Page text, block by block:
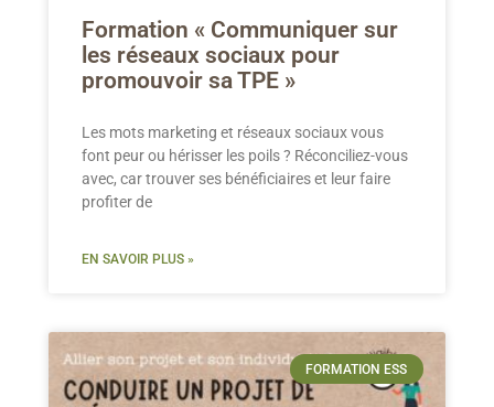
Formation « Communiquer sur
les réseaux sociaux pour
promouvoir sa TPE »
Les mots marketing et réseaux sociaux vous
font peur ou hérisser les poils ? Réconciliez-vous
avec, car trouver ses bénéficiaires et leur faire
profiter de
EN SAVOIR PLUS »
FORMATION ESS